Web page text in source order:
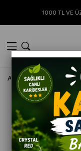
1000 TL VE
Anasayfa KEDİ